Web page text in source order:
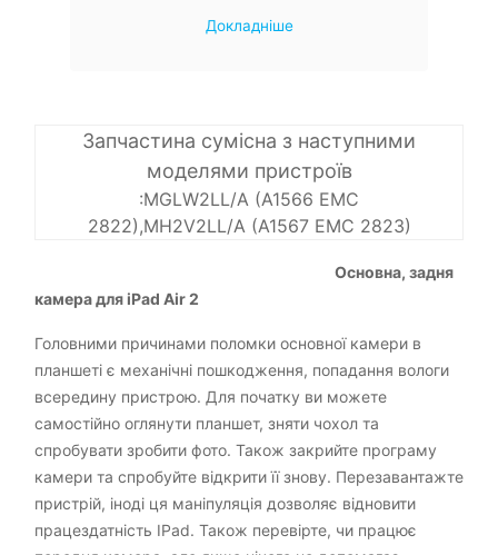
Докладніше
Запчастина сумісна з наступними
моделями пристроїв
:MGLW2LL/A (A1566 EMC
2822),MH2V2LL/A (A1567 EMC 2823)
Основна, задня
камера для iPad Air 2
Головними причинами поломки основної камери в
планшеті є механічні пошкодження, попадання вологи
всередину пристрою. Для початку ви можете
самостійно оглянути планшет, зняти чохол та
спробувати зробити фото. Також закрийте програму
камери та спробуйте відкрити її знову. Перезавантажте
пристрій, іноді ця маніпуляція дозволяє відновити
працездатність IPad. Також перевірте, чи працює